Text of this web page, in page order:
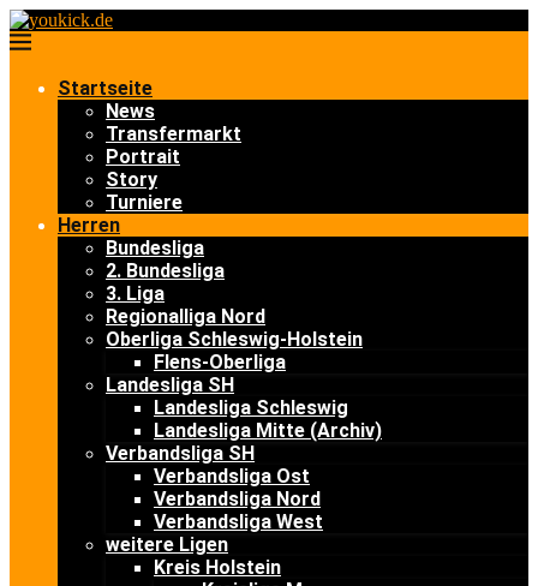
Startseite
News
Transfermarkt
Portrait
Story
Turniere
Herren
Bundesliga
2. Bundesliga
3. Liga
Regionalliga Nord
Oberliga Schleswig-Holstein
Flens-Oberliga
Landesliga SH
Landesliga Schleswig
Landesliga Mitte (Archiv)
Verbandsliga SH
Verbandsliga Ost
Verbandsliga Nord
Verbandsliga West
weitere Ligen
Kreis Holstein